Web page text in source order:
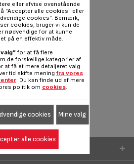
DIT PRODUKT
eller afvise ovenstående
"Accepter alle cookies" eller
cookies". Bemærk,
cookies, bruger vi kun de
nødvendige for at kunne
på en effektiv måde.
for at få flere
de forskellige kategorier af
at få et mere detaljeret valg.
tid skifte mening fra vores
. Du kan finde ud af mere
politik om cookies.
cookies Mine valg
alle cookies